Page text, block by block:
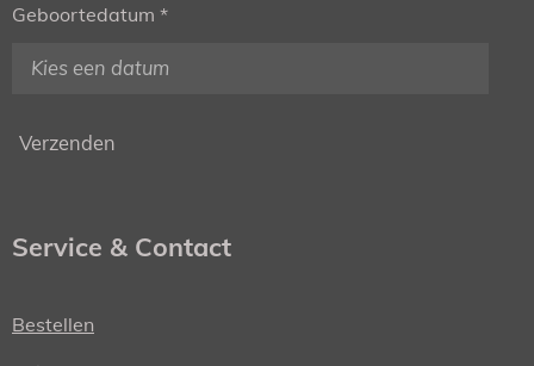
Geboortedatum *
Verzenden
Service & Contact
Bestellen